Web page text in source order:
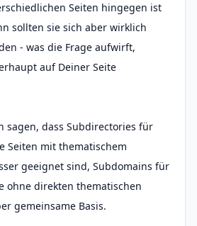
Seiten hingegen ist
sollten sie sich aber wirklich
- was die Frage aufwirft,
auf Deiner Seite
sagen, dass Subdirectories für
Seiten mit thematischem
geeignet sind, Subdomains für
ohne direkten thematischen
gemeinsame Basis.